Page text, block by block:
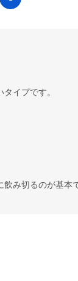
イプです。
み切るのが基